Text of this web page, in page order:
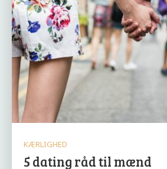
KÆRLIGHED
5 dating råd til mænd